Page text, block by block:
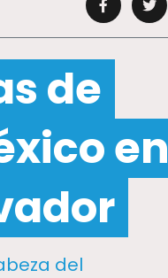
de
en
del